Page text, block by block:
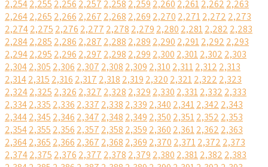
2,2542,255 2,256 2,257 2,258 2,259 2,260 2,2612,262 2,263
2,2642,265 2,266 2,267 2,268 2,269 2,270 2,2712,272 2,273
2,2742,275 2,276 2,277 2,278 2,279 2,280 2,2812,282 2,283
2,2842,285 2,286 2,287 2,288 2,289 2,290 2,2912,292 2,293
2,2942,295 2,296 2,297 2,298 2,299 2,300 2,3012,302 2,303
2,3042,305 2,306 2,307 2,308 2,309 2,310 2,3112,312 2,313
2,3142,315 2,316 2,317 2,318 2,319 2,320 2,3212,322 2,323
2,3242,325 2,326 2,327 2,328 2,329 2,330 2,3312,332 2,333
2,3342,335 2,336 2,337 2,338 2,339 2,340 2,3412,342 2,343
2,3442,345 2,346 2,347 2,348 2,349 2,350 2,3512,352 2,353
2,3542,355 2,356 2,357 2,358 2,359 2,360 2,3612,362 2,363
2,3642,365 2,366 2,367 2,368 2,369 2,370 2,3712,372 2,373
2,3742,375 2,376 2,377 2,378 2,379 2,380 2,3812,382 2,383